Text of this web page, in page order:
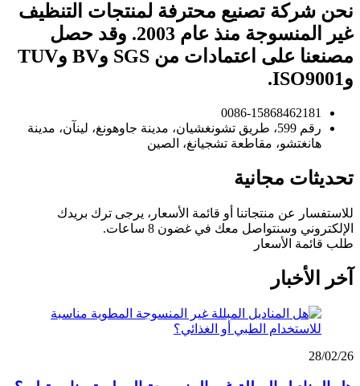
نحن شركة تصنيع محترفة لمنتجات التنظيف
غير المنسوجة منذ عام 2003. وقد حصل
مصنعنا على اعتمادات من SGS وBV وTUV
وISO9001.
0086-15868462181
رقم 599، طريق تشونغشيان، مدينة جاوهونغ، لينآن، مدينة
هانغتشو، مقاطعة تشجيانغ، الصين
تحديثات مجانية
للاستفسار عن منتجاتنا أو قائمة الأسعار، يرجى ترك بريدك
الإلكتروني وسنتواصل معك في غضون 8 ساعات.
طلب قائمة الأسعار
آخر الأخبار
28/02/26